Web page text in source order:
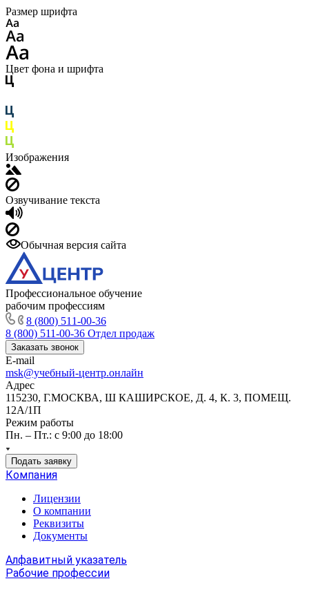
Размер шрифта
Цвет фона и шрифта
Изображения
Озвучивание текста
Обычная версия сайта
Профессиональное обучение
рабочим профессиям
8 (800) 511-00-36
8 (800) 511-00-36 Отдел продаж
Заказать звонок
E-mail
msk@учебный-центр.онлайн
Адрес
115230, Г.МОСКВА, Ш КАШИРСКОЕ, Д. 4, К. 3, ПОМЕЩ.
12А/1П
Режим работы
Пн. – Пт.: с 9:00 до 18:00
Подать заявку
Компания
Лицензии
О компании
Реквизиты
Документы
Алфавитный указатель
Рабочие профессии